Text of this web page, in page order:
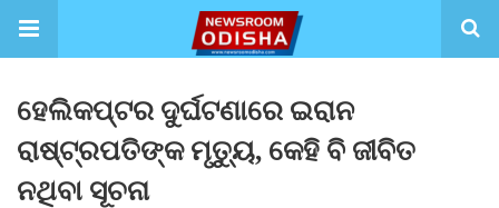
ହେଲିକପ୍ଟର ଦୁର୍ଘଟଣାରେ ଇରାନ
ରାଷ୍ଟ୍ରପତିଙ୍କ ମୃତ୍ୟୁ, କେହି ବି ଜୀବିତ
ନଥିବା ସୂଚନା